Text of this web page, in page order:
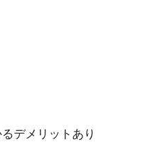
デメリットあり